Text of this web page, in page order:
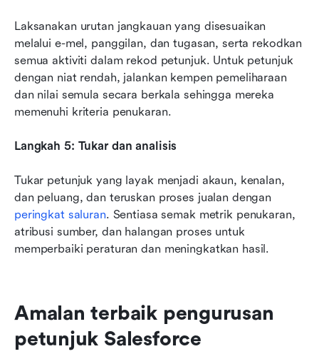
Laksanakan urutan jangkauan yang disesuaikan
melalui e-mel, panggilan, dan tugasan, serta rekodkan
semua aktiviti dalam rekod petunjuk. Untuk petunjuk
dengan niat rendah, jalankan kempen pemeliharaan
dan nilai semula secara berkala sehingga mereka
memenuhi kriteria penukaran.
Langkah 5: Tukar dan analisis
Tukar petunjuk yang layak menjadi akaun, kenalan,
peringkat saluran. Sentiasa semak metrik penukaran,
atribusi sumber, dan halangan proses untuk
memperbaiki peraturan dan meningkatkan hasil.
Amalan terbaik pengurusan
petunjuk Salesforce